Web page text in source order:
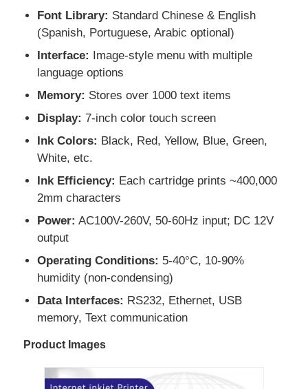
Font Library: Standard Chinese & English
(Spanish, Portuguese, Arabic optional)
Interface: Image-style menu with multiple
language options
Memory: Stores over 1000 text items
Display: 7-inch color touch screen
Ink Colors: Black, Red, Yellow, Blue, Green,
White, etc.
Ink Efficiency: Each cartridge prints ~400,000
2mm characters
Power: AC100V-260V, 50-60Hz input; DC 12V
output
Operating Conditions: 5-40°C, 10-90%
humidity (non-condensing)
Data Interfaces: RS232, Ethernet, USB
memory, Text communication
Product Images